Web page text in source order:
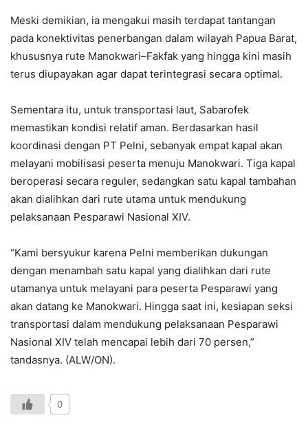
Meski demikian, ia mengakui masih terdapat tantangan
pada konektivitas penerbangan dalam wilayah Papua Barat,
khususnya rute Manokwari–Fakfak yang hingga kini masih
terus diupayakan agar dapat terintegrasi secara optimal.
Sementara itu, untuk transportasi laut, Sabarofek
memastikan kondisi relatif aman. Berdasarkan hasil
koordinasi dengan PT Pelni, sebanyak empat kapal akan
melayani mobilisasi peserta menuju Manokwari. Tiga kapal
beroperasi secara reguler, sedangkan satu kapal tambahan
akan dialihkan dari rute utama untuk mendukung
pelaksanaan Pesparawi Nasional XIV.
“Kami bersyukur karena Pelni memberikan dukungan
dengan menambah satu kapal yang dialihkan dari rute
utamanya untuk melayani para peserta Pesparawi yang
akan datang ke Manokwari. Hingga saat ini, kesiapan seksi
transportasi dalam mendukung pelaksanaan Pesparawi
Nasional XIV telah mencapai lebih dari 70 persen,”
tandasnya. (ALW/ON).
0